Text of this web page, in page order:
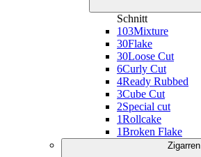
Schnitt
103Mixture
30Flake
30Loose Cut
6Curly Cut
4Ready Rubbed
3Cube Cut
2Special cut
1Rollcake
1Broken Flake
Zigarren